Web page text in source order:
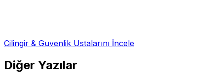
Cilingir & Guvenlik Ustalarını İncele
Diğer Yazılar